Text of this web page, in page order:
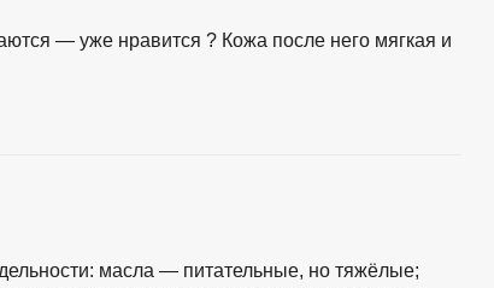
— уже нравится ? Кожа после него мягкая и
масла — питательные, но тяжёлые;